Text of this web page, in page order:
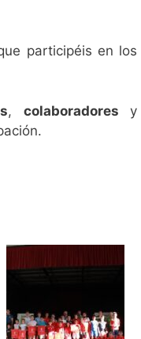
participéis en los
, colaboradores y